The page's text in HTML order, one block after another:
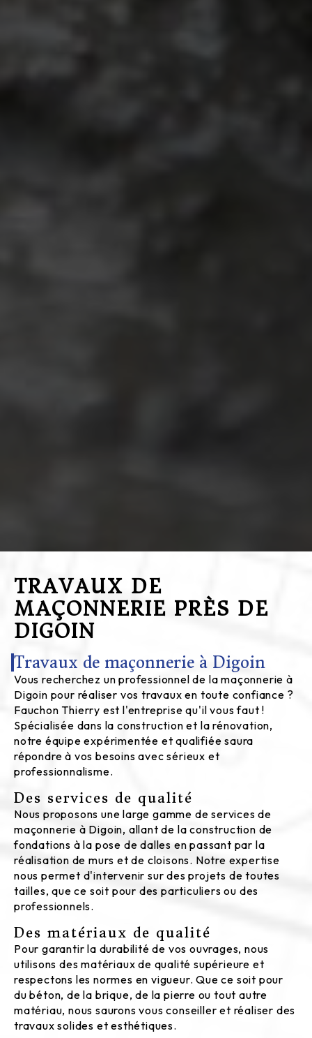
TRAVAUX DE
MAÇONNERIE PRÈS DE
DIGOIN
Travaux de maçonnerie à Digoin
Vous recherchez un professionnel de la maçonnerie à
Digoin pour réaliser vos travaux en toute confiance ?
Fauchon Thierry est l'entreprise qu'il vous faut !
Spécialisée dans la construction et la rénovation,
notre équipe expérimentée et qualifiée saura
répondre à vos besoins avec sérieux et
professionnalisme.
Des services de qualité
Nous proposons une large gamme de services de
maçonnerie à Digoin, allant de la construction de
fondations à la pose de dalles en passant par la
réalisation de murs et de cloisons. Notre expertise
nous permet d'intervenir sur des projets de toutes
tailles, que ce soit pour des particuliers ou des
professionnels.
Des matériaux de qualité
Pour garantir la durabilité de vos ouvrages, nous
utilisons des matériaux de qualité supérieure et
respectons les normes en vigueur. Que ce soit pour
du béton, de la brique, de la pierre ou tout autre
matériau, nous saurons vous conseiller et réaliser des
travaux solides et esthétiques.